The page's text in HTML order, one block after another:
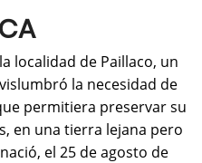
localidad de Paillaco, un
la necesidad de
permitiera preservar su
en una tierra lejana pero
el 25 de agosto de